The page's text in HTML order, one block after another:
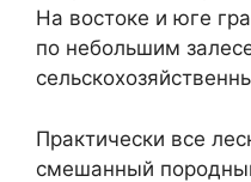
На востоке и юге
по небольшим
Практически все
смешанный